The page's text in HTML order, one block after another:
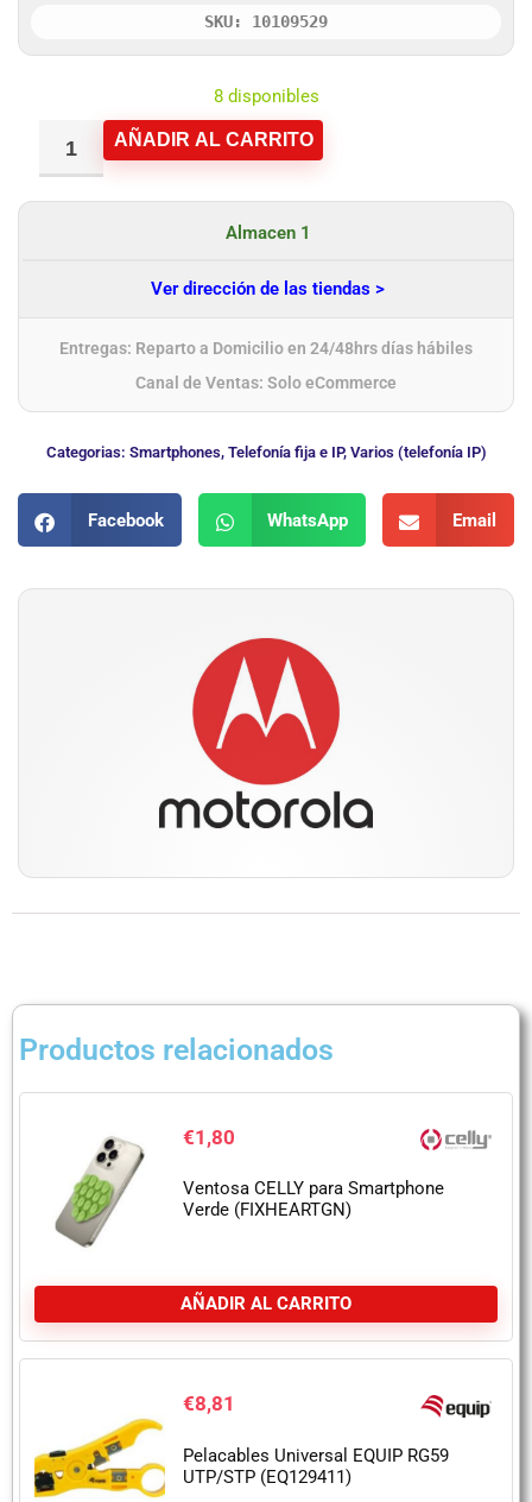
SKU: 10109529
8 disponibles
AÑADIR AL CARRITO
Almacen 1
Ver dirección de las tiendas >
Entregas: Reparto a Domicilio en 24/48hrs días hábiles
Canal de Ventas: Solo eCommerce
Categorias: Smartphones, Telefonía fija e IP, Varios (telefonía IP)
Facebook WhatsApp Email
Productos relacionados
€1,80
Ventosa CELLY para Smartphone
Verde (FIXHEARTGN)
AÑADIR AL CARRITO
€8,81
Pelacables Universal EQUIP RG59
UTP/STP (EQ129411)